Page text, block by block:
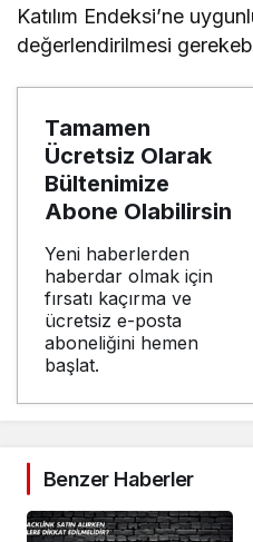
Katılım Endeksi’ne
değerlendirilmesi
Tamamen
Ücretsiz Olarak
Bültenimize
Abone Olabilirsin
Yeni haberlerden
haberdar olmak için
fırsatı kaçırma ve
ücretsiz e-posta
aboneliğini hemen
başlat.
Benzer Haberler